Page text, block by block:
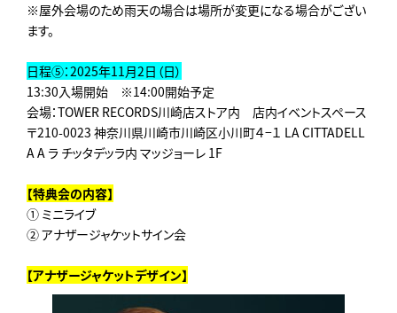
※屋外会場のため雨天の場合は場所が変更になる場合がござい
ます。
日程⑤：2025年11月2日（日）
13:30入場開始 ※14:00開始予定
会場：TOWER RECORDS川崎店ストア内 店内イベントスペース
〒210-0023 神奈川県川崎市川崎区小川町４−１ LA CITTADELL
A A ラ チッタデッラ内 マッジョーレ 1F
【特典会の内容】
① ミニライブ
② アナザージャケットサイン会
【アナザージャケットデザイン】